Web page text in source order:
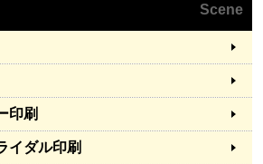
Scene
印刷
イダル印刷